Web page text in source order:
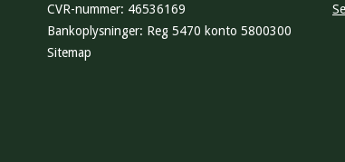
CVR-nummer: 46536169
Bankoplysninger: Reg 5470 konto 5800300
Sitemap